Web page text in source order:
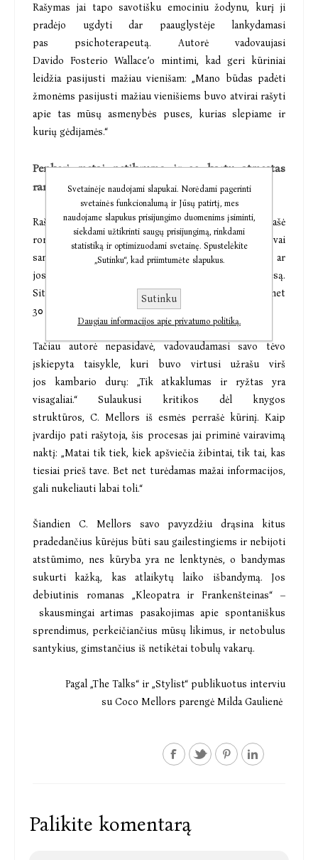
Rašymas jai tapo savotišku emociniu žodynu, kurį ji
pradėjo ugdyti dar paauglystėje lankydamasi
pas psichoterapeutą. Autorė vadovaujasi
Davido Fosterio Wallace’o mintimi, kad geri kūriniai
leidžia pasijusti mažiau vienišam: „Mano būdas padėti
žmonėms pasijusti mažiau vienišiems buvo atvirai rašyti
apie tas mūsų asmenybės puses, kurias slepiame ir
kurių gėdijamės.“
Penkeri metai netikrumo ir 30 kartų atmestas
rankraštis
Rašytojos kelias į pripažinimą nebuvo lengvas. Kol rašė
romaną, C. Mellors penkerius metus dirbo laisvai
samdoma tekstų kūrėja ir nuolat dvejojo, ar
jos kūrinys apskritai kada nors išvys dienos šviesą.
Situaciją apsunkino tai, kad pirminį rankraštį atmetė net
30 leidyklų.
Tačiau autorė nepasidavė, vadovaudamasi savo tėvo
įskiepyta taisykle, kuri buvo virtusi užrašu virš
jos kambario durų: „Tik atkaklumas ir ryžtas yra
visagaliai.“ Sulaukusi kritikos dėl knygos
struktūros, C. Mellors iš esmės perrašė kūrinį. Kaip
įvardijo pati rašytoja, šis procesas jai priminė vairavimą
naktį: „Matai tik tiek, kiek apšviečia žibintai, tik tai, kas
tiesiai prieš tave. Bet net turėdamas mažai informacijos,
gali nukeliauti labai toli.“
Šiandien C. Mellors savo pavyzdžiu drąsina kitus
pradedančius kūrėjus būti sau gailestingiems ir nebijoti
atstūmimo, nes kūryba yra ne lenktynės, o bandymas
sukurti kažką, kas atlaikytų laiko išbandymą. Jos
debiutinis romanas „Kleopatra ir Frankenšteinas“ –
skausmingai artimas pasakojimas apie spontaniškus
sprendimus, perkeičiančius mūsų likimus, ir netobulus
santykius, gimstančius iš netikėtai tobulų vakarų.
Pagal „The Talks“ ir „Stylist“ publikuotus interviu
su Coco Mellors parengė Milda Gaulienė
Palikite komentarą
Svetainėje naudojami slapukai. Norėdami pagerinti
svetainės funkcionalumą ir Jūsų patirtį, mes
naudojame slapukus prisijungimo duomenims įsiminti,
siekdami užtikrinti saugų prisijungimą, rinkdami
statistiką ir optimizuodami svetainę. Spustelėkite
„Sutinku“, kad priimtumėte slapukus.
Sutinku
Daugiau informacijos apie privatumo politiką.